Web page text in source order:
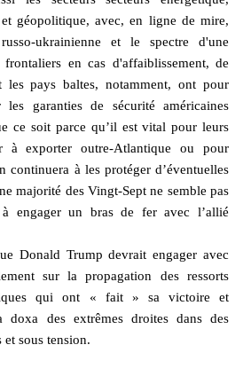
géopolitique, avec, en ligne de mire,
ukrainienne et le spectre d'une
en cas d'affaiblissement, de
pays baltes, notamment, ont pour
les garanties de sécurité américaines
ce soit parce qu’il est vital pour leurs
à exporter outre-Atlantique ou pour
continuera à les protéger d’éventuelles
majorité des Vingt-Sept ne semble pas
à engager un bras de fer avec l’allié
Donald Trump devrait engager avec
sur la propagation des ressorts
qui ont « fait » sa victoire et
doxa des extrêmes droites dans des
et sous tension.